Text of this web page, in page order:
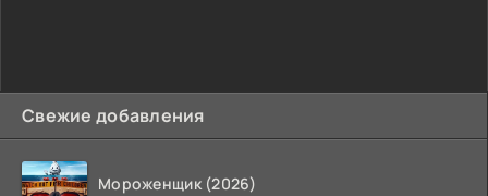
Свежие добавления
Мороженщик (2026)